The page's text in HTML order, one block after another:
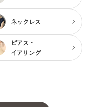
ネックレス
ピアス・
イアリング